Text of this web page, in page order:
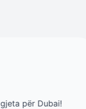
për Dubai!